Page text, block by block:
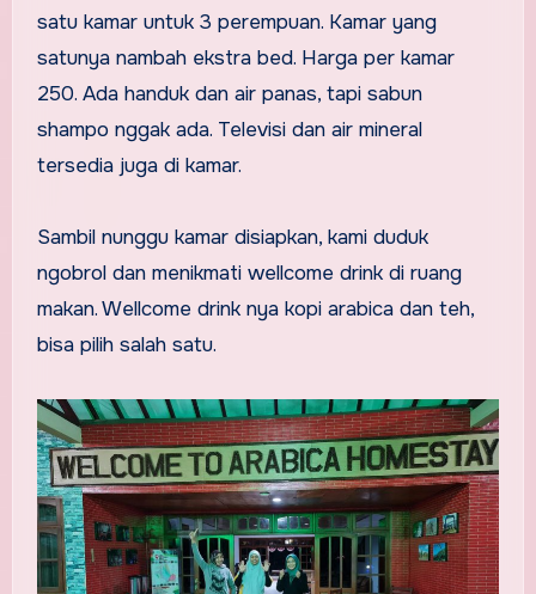
satu kamar untuk 3 perempuan. Kamar yang
satunya nambah ekstra bed. Harga per kamar
250. Ada handuk dan air panas, tapi sabun
shampo nggak ada. Televisi dan air mineral
tersedia juga di kamar.
Sambil nunggu kamar disiapkan, kami duduk
ngobrol dan menikmati wellcome drink di ruang
makan. Wellcome drink nya kopi arabica dan teh,
bisa pilih salah satu.